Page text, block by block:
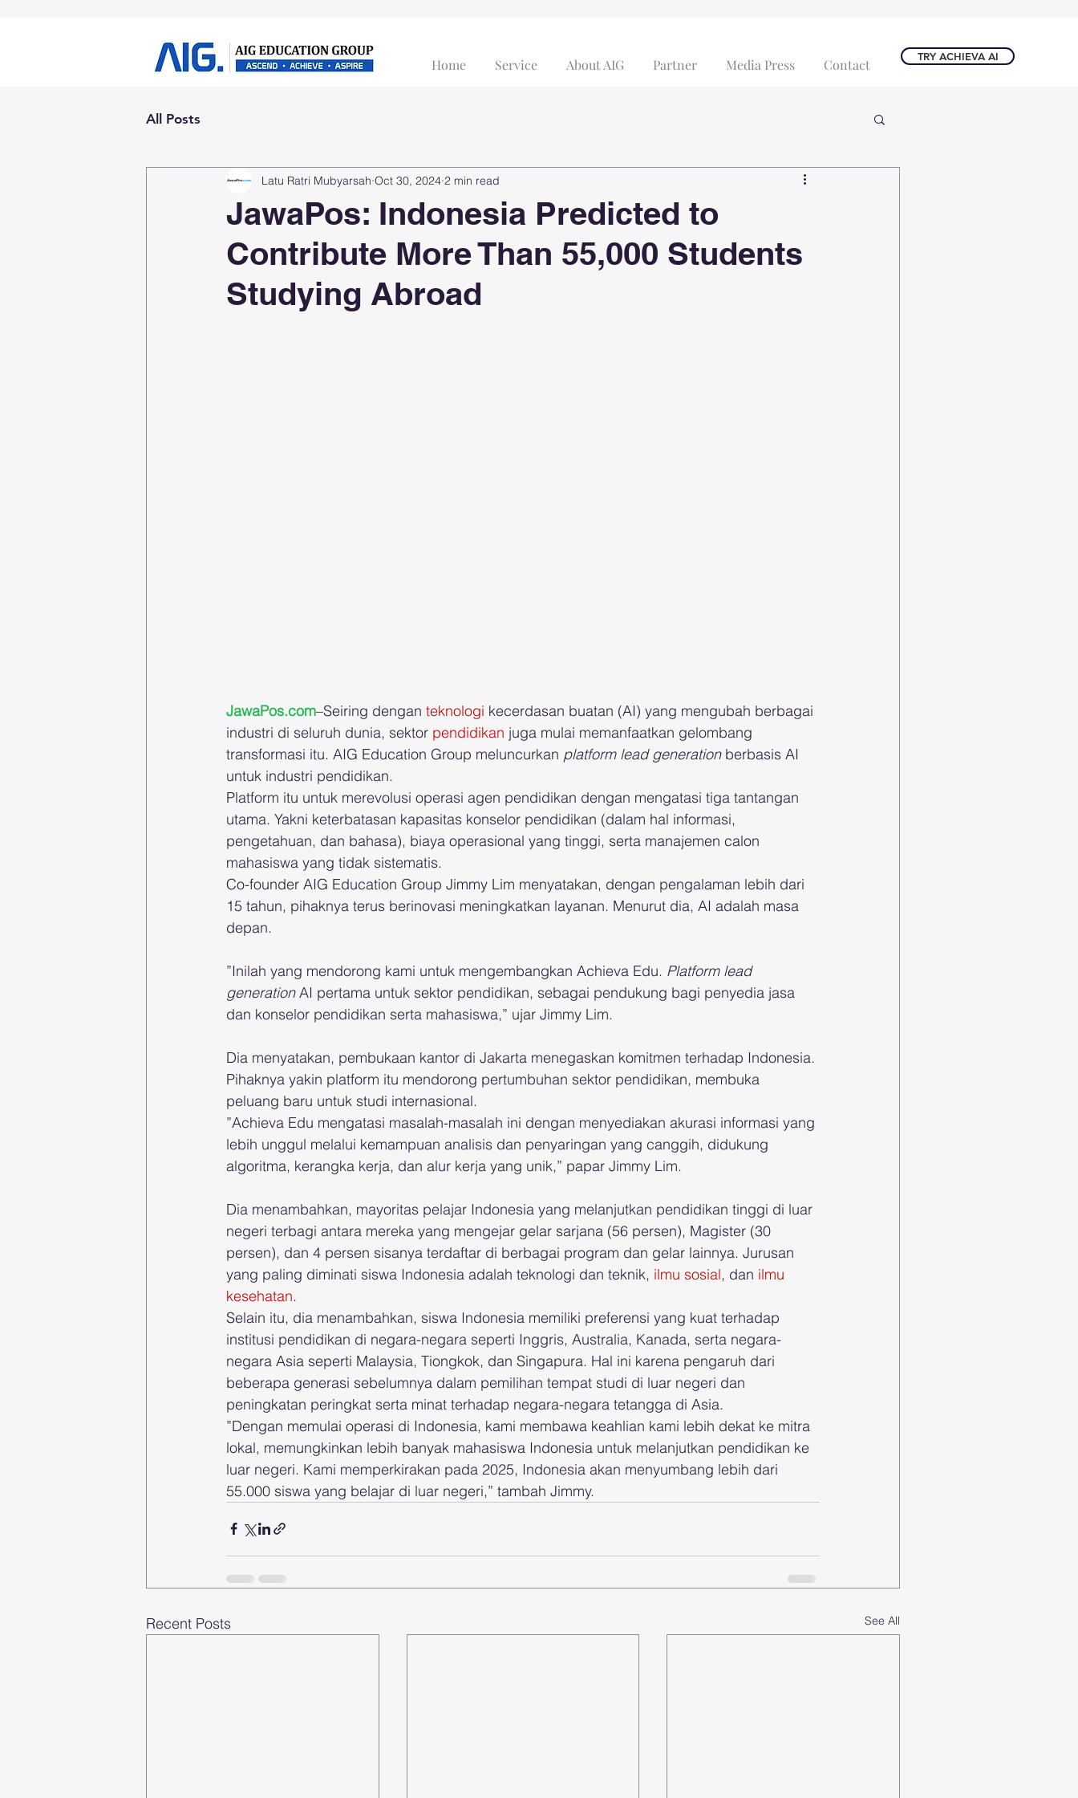
Home Service About AIG Partner Media Press Contact TRY ACHIEVA AI
All Posts
JawaPos: Indonesia Predicted to
Contribute More Than 55,000 Students
Studying Abroad
Latu Ratri Mubyarsah Oct 30, 2024 2 min read
JawaPos.com–Seiring dengan teknologi kecerdasan buatan (AI) yang mengubah berbagai
industri di seluruh dunia, sektor pendidikan juga mulai memanfaatkan gelombang
transformasi itu. AIG Education Group meluncurkan platform lead generation berbasis AI
untuk industri pendidikan.
Platform itu untuk merevolusi operasi agen pendidikan dengan mengatasi tiga tantangan
utama. Yakni keterbatasan kapasitas konselor pendidikan (dalam hal informasi,
pengetahuan, dan bahasa), biaya operasional yang tinggi, serta manajemen calon
mahasiswa yang tidak sistematis.
Co-founder AIG Education Group Jimmy Lim menyatakan, dengan pengalaman lebih dari
15 tahun, pihaknya terus berinovasi meningkatkan layanan. Menurut dia, AI adalah masa
depan.
”Inilah yang mendorong kami untuk mengembangkan Achieva Edu. Platform lead
generation AI pertama untuk sektor pendidikan, sebagai pendukung bagi penyedia jasa
dan konselor pendidikan serta mahasiswa,” ujar Jimmy Lim.
Dia menyatakan, pembukaan kantor di Jakarta menegaskan komitmen terhadap Indonesia.
Pihaknya yakin platform itu mendorong pertumbuhan sektor pendidikan, membuka
peluang baru untuk studi internasional.
”Achieva Edu mengatasi masalah-masalah ini dengan menyediakan akurasi informasi yang
lebih unggul melalui kemampuan analisis dan penyaringan yang canggih, didukung
algoritma, kerangka kerja, dan alur kerja yang unik,” papar Jimmy Lim.
Dia menambahkan, mayoritas pelajar Indonesia yang melanjutkan pendidikan tinggi di luar
negeri terbagi antara mereka yang mengejar gelar sarjana (56 persen), Magister (30
persen), dan 4 persen sisanya terdaftar di berbagai program dan gelar lainnya. Jurusan
yang paling diminati siswa Indonesia adalah teknologi dan teknik, ilmu sosial, dan ilmu
kesehatan.
Selain itu, dia menambahkan, siswa Indonesia memiliki preferensi yang kuat terhadap
institusi pendidikan di negara-negara seperti Inggris, Australia, Kanada, serta negara-
negara Asia seperti Malaysia, Tiongkok, dan Singapura. Hal ini karena pengaruh dari
beberapa generasi sebelumnya dalam pemilihan tempat studi di luar negeri dan
peningkatan peringkat serta minat terhadap negara-negara tetangga di Asia.
”Dengan memulai operasi di Indonesia, kami membawa keahlian kami lebih dekat ke mitra
lokal, memungkinkan lebih banyak mahasiswa Indonesia untuk melanjutkan pendidikan ke
luar negeri. Kami memperkirakan pada 2025, Indonesia akan menyumbang lebih dari
55.000 siswa yang belajar di luar negeri,” tambah Jimmy.
Recent Posts See All